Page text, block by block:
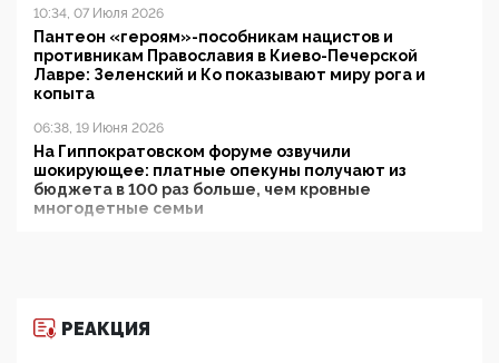
10:34, 07 Июля 2026
Пантеон «героям»-пособникам нацистов и
противникам Православия в Киево-Печерской
Лавре: Зеленский и Ко показывают миру рога и
копыта
06:38, 19 Июня 2026
На Гиппократовском форуме озвучили
шокирующее: платные опекуны получают из
бюджета в 100 раз больше, чем кровные
многодетные семьи
11:53, 09 Июня 2026
РЕАКЦИЯ